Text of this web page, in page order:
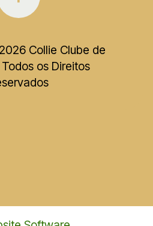
Collie Clube de
os Direitos